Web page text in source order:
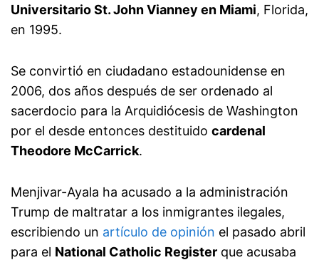
Universitario St. John Vianney en Miami, Florida,
en 1995.
Se convirtió en ciudadano estadounidense en
2006, dos años después de ser ordenado al
sacerdocio para la Arquidiócesis de Washington
por el desde entonces destituido cardenal
Theodore McCarrick.
Menjivar-Ayala ha acusado a la administración
Trump de maltratar a los inmigrantes ilegales,
escribiendo un artículo de opinión el pasado abril
para el National Catholic Register que acusaba